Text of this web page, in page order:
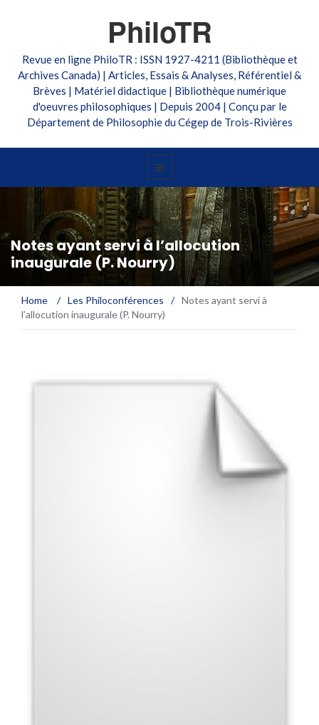
PhiloTR
Revue en ligne PhiloTR : ISSN 1927-4211 (Bibliothèque et
Archives Canada) | Articles, Essais & Analyses, Référentiel &
Brèves | Matériel didactique | Bibliothèque numérique
d'oeuvres philosophiques | Depuis 2004 | Conçu par le
Département de Philosophie du Cégep de Trois-Rivières
Notes ayant servi à l’allocution
inaugurale (P. Nourry)
Home / Les Philoconférences / Notes ayant servi à
l’allocution inaugurale (P. Nourry)